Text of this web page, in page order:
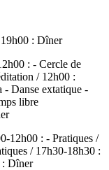
: Dîner
: - Cercle de
/ 12h00 :
- Danse extatique -
libre
12h00 : - Pratiques /
/ 17h30-18h30 :
: Dîner